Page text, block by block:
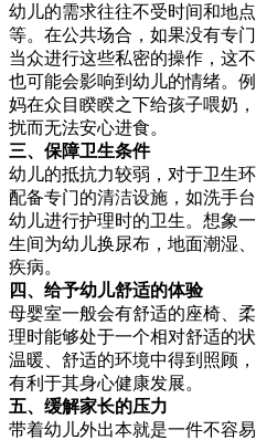
幼儿的需求往往不受时间和地
等。在公共场合，如果没有专
当众进行这些私密的操作，这
也可能会影响到幼儿的情绪。
妈在众目睽睽之下给孩子喂奶
扰而无法安心进食。
三、保障卫生条件
幼儿的抵抗力较弱，对于卫生
配备专门的清洁设施，如洗手
幼儿进行护理时的卫生。想象
生间为幼儿换尿布，地面潮湿
疾病。
四、给予幼儿舒适的体验
母婴室一般会有舒适的座椅、
理时能够处于一个相对舒适的
温暖、舒适的环境中得到照顾
有利于其身心健康发展。
五、缓解家长的压力
带着幼儿外出本就是一件不容